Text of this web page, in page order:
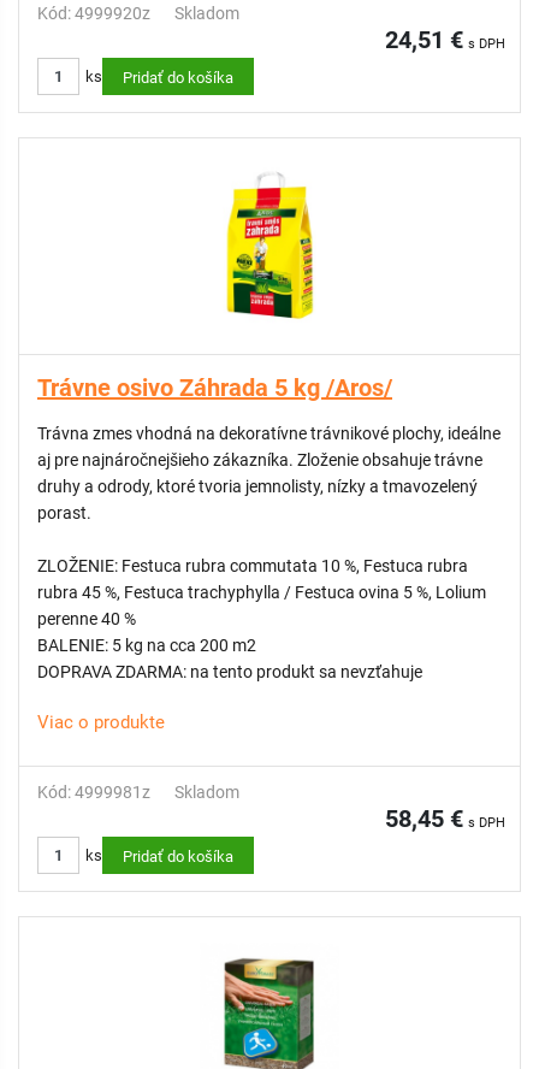
Kód: 4999920z Skladom
24,51 € s DPH
ks Pridať do košíka
Trávne osivo Záhrada 5 kg /Aros/
Trávna zmes vhodná na dekoratívne trávnikové plochy, ideálne
aj pre najnáročnejšieho zákazníka. Zloženie obsahuje trávne
druhy a odrody, ktoré tvoria jemnolisty, nízky a tmavozelený
porast.
ZLOŽENIE: Festuca rubra commutata 10 %, Festuca rubra
rubra 45 %, Festuca trachyphylla / Festuca ovina 5 %, Lolium
perenne 40 %
BALENIE: 5 kg na cca 200 m2
DOPRAVA ZDARMA: na tento produkt sa nevzťahuje
Viac o produkte
Kód: 4999981z Skladom
58,45 € s DPH
ks Pridať do košíka